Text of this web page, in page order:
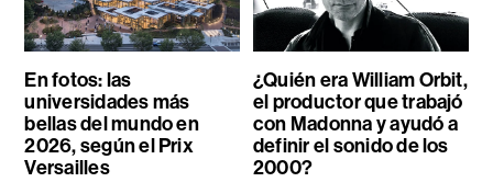
En fotos: las
universidades más
bellas del mundo en
2026, según el Prix
Versailles
¿Quién era William Orbit,
el productor que trabajó
con Madonna y ayudó a
definir el sonido de los
2000?